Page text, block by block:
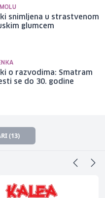
snimljena u strastvenom
glumcem
o razvodima: Smatram
se do 30. godine
(13)